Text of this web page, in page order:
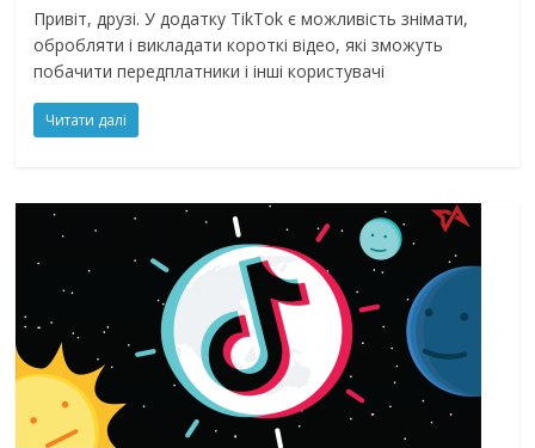
Привіт, друзі. У додатку TikTok є можливість знімати,
обробляти і викладати короткі відео, які зможуть
побачити передплатники і інші користувачі
Читати далі